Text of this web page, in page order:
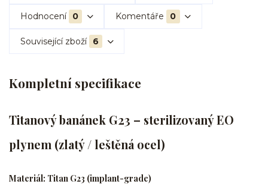
Hodnocení 0 Komentáře 0
Související zboží 6
Kompletní specifikace
Titanový banánek G23 – sterilizovaný EO
plynem (zlatý / leštěná ocel)
Materiál: Titan G23 (implant-grade)